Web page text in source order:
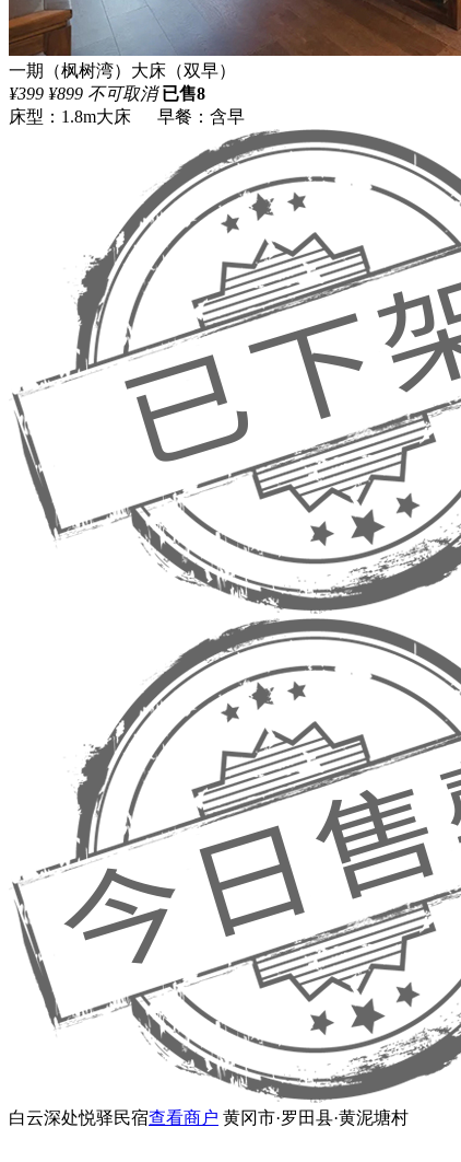
一期（枫树湾）大床（双早）
¥399 ¥899 不可取消 已售8
床型：1.8m大床 早餐：含早
白云深处悦驿民宿查看商户 黄冈市·罗田县·黄泥塘村